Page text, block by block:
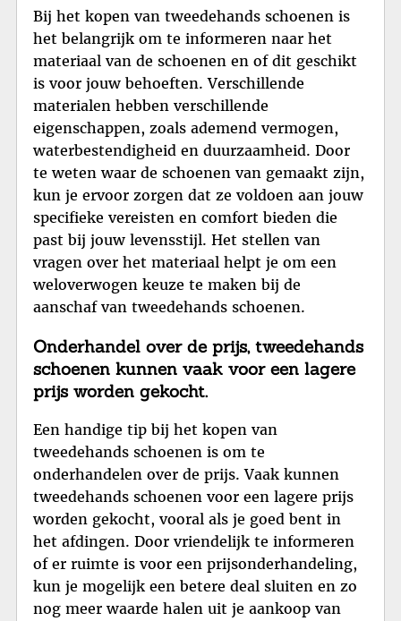
Bij het kopen van tweedehands schoenen is
het belangrijk om te informeren naar het
materiaal van de schoenen en of dit geschikt
is voor jouw behoeften. Verschillende
materialen hebben verschillende
eigenschappen, zoals ademend vermogen,
waterbestendigheid en duurzaamheid. Door
te weten waar de schoenen van gemaakt zijn,
kun je ervoor zorgen dat ze voldoen aan jouw
specifieke vereisten en comfort bieden die
past bij jouw levensstijl. Het stellen van
vragen over het materiaal helpt je om een
weloverwogen keuze te maken bij de
aanschaf van tweedehands schoenen.
Onderhandel over de prijs, tweedehands
schoenen kunnen vaak voor een lagere
prijs worden gekocht.
Een handige tip bij het kopen van
tweedehands schoenen is om te
onderhandelen over de prijs. Vaak kunnen
tweedehands schoenen voor een lagere prijs
worden gekocht, vooral als je goed bent in
het afdingen. Door vriendelijk te informeren
of er ruimte is voor een prijsonderhandeling,
kun je mogelijk een betere deal sluiten en zo
nog meer waarde halen uit je aankoop van